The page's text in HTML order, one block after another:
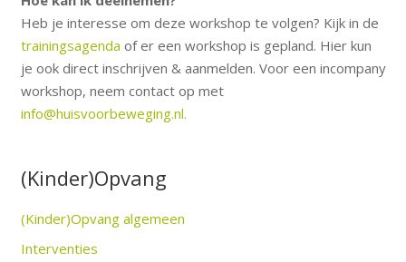
Heb je interesse om deze workshop te volgen? Kijk in de
trainingsagenda of er een workshop is gepland. Hier kun
je ook direct inschrijven & aanmelden. Voor een incompany
workshop, neem contact op met
info@huisvoorbeweging.nl.
(Kinder)Opvang
(Kinder)Opvang algemeen
Interventies